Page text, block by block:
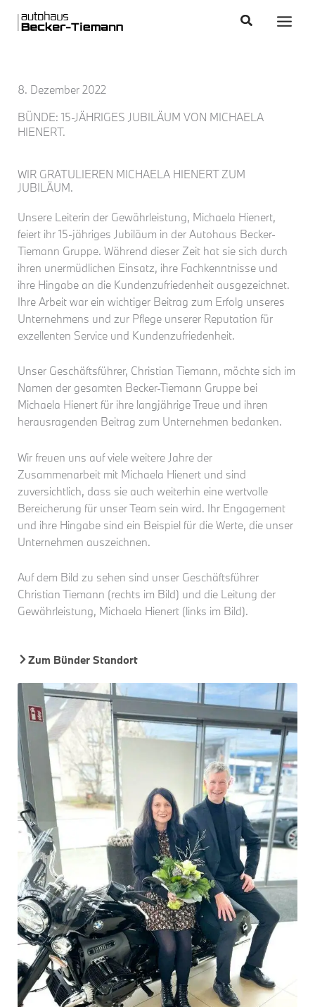
content
Inhalt
SuchenMain
8. Dezember 2022
BÜNDE: 15-JÄHRIGES JUBILÄUM VON MICHAELA
HIENERT.
WIR GRATULIEREN MICHAELA HIENERT ZUM
JUBILÄUM.
Unsere Leiterin der Gewährleistung, Michaela Hienert,
feiert ihr 15-jähriges Jubiläum in der Autohaus Becker-
Tiemann Gruppe. Während dieser Zeit hat sie sich durch
ihren unermüdlichen Einsatz, ihre Fachkenntnisse und
ihre Hingabe an die Kundenzufriedenheit ausgezeichnet.
Ihre Arbeit war ein wichtiger Beitrag zum Erfolg unseres
Unternehmens und zur Pflege unserer Reputation für
exzellenten Service und Kundenzufriedenheit.
Unser Geschäftsführer, Christian Tiemann, möchte sich im
Namen der gesamten Becker-Tiemann Gruppe bei
Michaela Hienert für ihre langjährige Treue und ihren
herausragenden Beitrag zum Unternehmen bedanken.
Wir freuen uns auf viele weitere Jahre der
Zusammenarbeit mit Michaela Hienert und sind
zuversichtlich, dass sie auch weiterhin eine wertvolle
Bereicherung für unser Team sein wird. Ihr Engagement
und ihre Hingabe sind ein Beispiel für die Werte, die unser
Unternehmen auszeichnen.
Auf dem Bild zu sehen sind unser Geschäftsführer
Christian Tiemann (rechts im Bild) und die Leitung der
Gewährleistung, Michaela Hienert (links im Bild).
Zum Bünder Standort